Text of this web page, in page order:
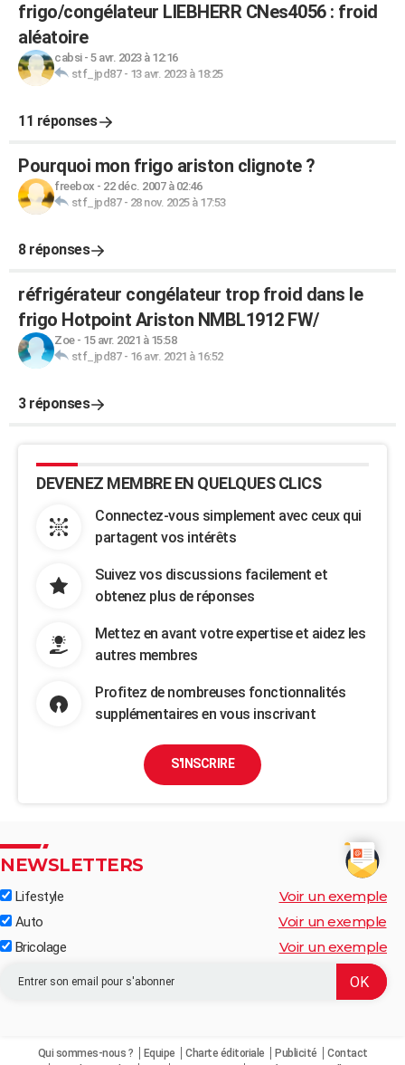
frigo/congélateur LIEBHERR CNes4056 : froid
aléatoire
cabsi- 5 avr. 2023 à 12:16
stf_jpd87- 13 avr. 2023 à 18:25
11 réponses
Pourquoi mon frigo ariston clignote ?
freebox - 22 déc. 2007 à 02:46
stf_jpd87- 28 nov. 2025 à 17:53
8 réponses
réfrigérateur congélateur trop froid dans le
frigo Hotpoint Ariston NMBL1912 FW/
Zoe- 15 avr. 2021 à 15:58
stf_jpd87- 16 avr. 2021 à 16:52
3 réponses
DEVENEZ MEMBRE EN QUELQUES CLICS
Connectez-vous simplement avec ceux qui
partagent vos intérêts
Suivez vos discussions facilement et
obtenez plus de réponses
Mettez en avant votre expertise et aidez les
autres membres
Profitez de nombreuses fonctionnalités
supplémentaires en vous inscrivant
S'INSCRIRE
NEWSLETTERS
Lifestyle Voir un exemple
Auto Voir un exemple
Bricolage Voir un exemple
Qui sommes-nous ? Equipe Charte éditoriale Publicité
Contact